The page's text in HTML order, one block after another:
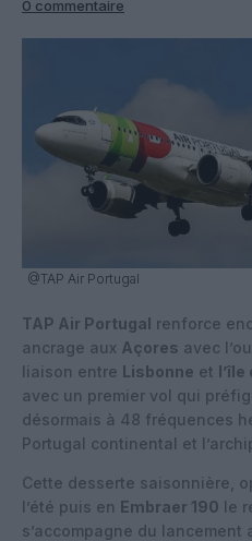
0 commentaire
@TAP Air Portugal
TAP Air Portugal renforce
ancrage aux Açores avec
liaison entre Lisbonne et
avec un premier vol qui
désormais à 48 fréquences
Portugal continental et
Cette desserte saisonnière,
l’été puis en Embraer 190 le
s’accompagne du lancement